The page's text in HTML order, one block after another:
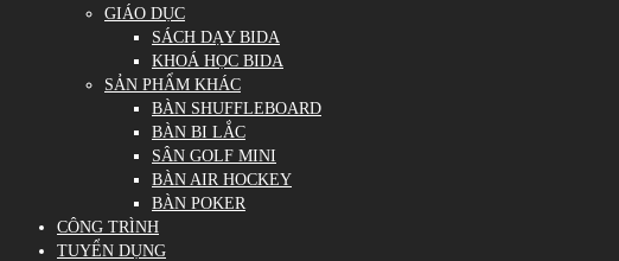
GIÁO DỤC
SÁCH DẠY BIDA
KHOÁ HỌC BIDA
SẢN PHẨM KHÁC
BÀN SHUFFLEBOARD
BÀN BI LẮC
SÂN GOLF MINI
BÀN AIR HOCKEY
BÀN POKER
CÔNG TRÌNH
TUYỂN DỤNG